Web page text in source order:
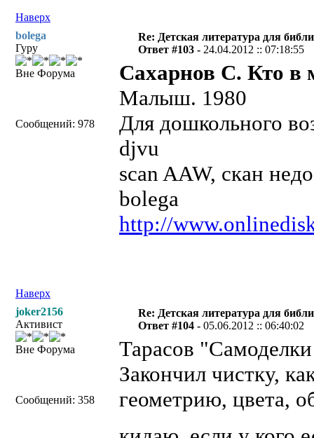
Наверх
bolega
Гуру
Вне Форума
Сообщений: 978
Re: Детская литература для
Ответ #103 - 24.04.2012 :: 07:18:55
Сахарнов С. Кто в
Малыш. 1980
Для дошкольного
djvu
scan AAW, скан
bolega
http://
Наверх
joker2156
Активист
Вне Форума
Сообщений: 358
Re: Детская литература для
Ответ #104 -05.06.2012 :: 06:40:02
Тарасов
Закончил чистку,
геометрию, цвета,